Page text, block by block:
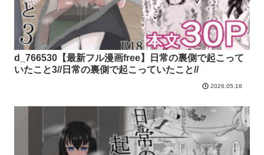
d_766530【最新フル漫画free】日常の裏側で起こって
いたこと3//日常の裏側で起こっていたこと//
2026.05.16